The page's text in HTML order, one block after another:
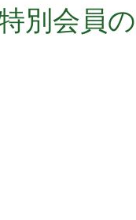
別 会員の